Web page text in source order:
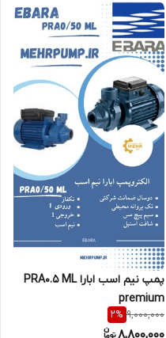
پمپ نیم اسب ابارا PRA0.5 ML
premium
9,000,000
2%